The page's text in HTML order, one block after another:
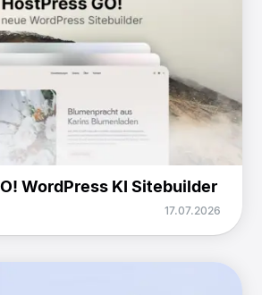
WordPress KI Sitebuilder
17.07.2026